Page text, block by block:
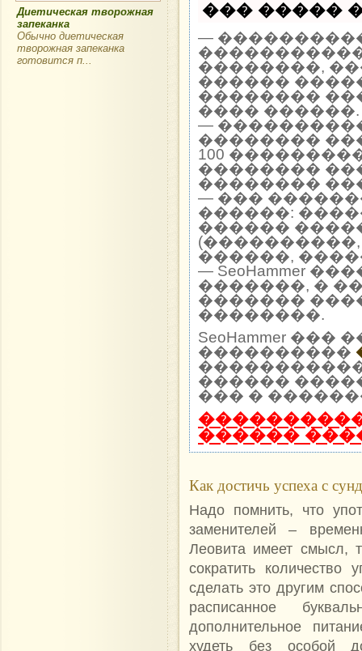
Диетическая творожная
запеканка
Обычно диетическая
творожная запеканка
готовится п...
��� �����
—
��������,
������
��������
���� ������.
—
��������
100
��������
��������
— ���
������:
������
������,
— SeoHammer
�������, �
�������
��������.
SeoHammer
����������
������
��� �
������
Как достичь успеха с
Надо помнить, что
заменителей –
Леовита имеет смысл,
сократить
сделать это другим
расписанное
дополнительное
худеть без особой